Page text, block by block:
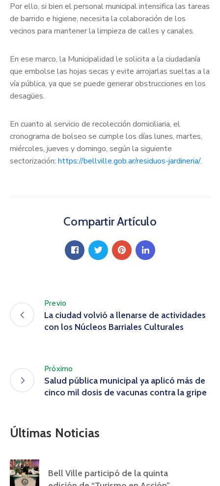
Por ello, si bien el personal municipal intensifica las tareas
de barrido e higiene, necesita la colaboración de los
vecinos para mantener la limpieza de calles y canales.
En ese marco, la Municipalidad le solicita a la ciudadanía
que embolse las hojas secas y evite arrojarlas sueltas a la
vía pública, ya que se puede generar obstrucciones en los
desagües.
En cuanto al servicio de recolección domiciliaria, el
cronograma de bolseo se cumple los días lunes, martes,
miércoles, jueves y domingo, según la siguiente
sectorización: https://bellville.gob.ar/residuos-jardineria/.
Compartir Artículo
Previo
La ciudad volvió a llenarse de actividades
con los Núcleos Barriales Culturales
Próximo
Salud pública municipal ya aplicó más de
cinco mil dosis de vacunas contra la gripe
Últimas Noticias
Bell Ville participó de la quinta